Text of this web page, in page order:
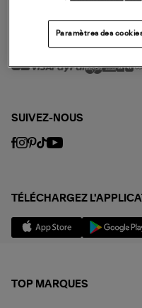
MODE DE PAIEMENT
SUIVEZ-NOUS
TÉLÉCHARGEZ
TOP MARQUES
Paramètres des